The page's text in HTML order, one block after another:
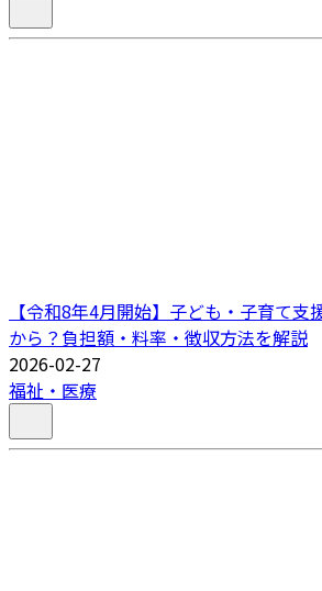
【令和8年4月開始】子ども・子育て支
から？負担額・料率・徴収方法を解説
2026-02-27
福祉・医療